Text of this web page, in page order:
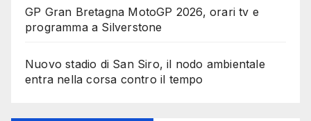
GP Gran Bretagna MotoGP 2026, orari tv e
programma a Silverstone
Nuovo stadio di San Siro, il nodo ambientale
entra nella corsa contro il tempo